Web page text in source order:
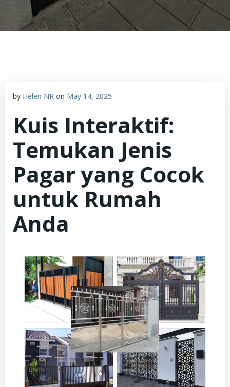
by Helen NR on May 14, 2025
Kuis Interaktif:
Temukan Jenis
Pagar yang Cocok
untuk Rumah
Anda